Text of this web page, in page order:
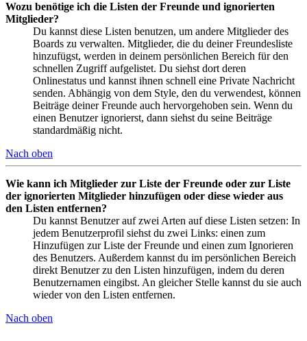
Wozu benötige ich die Listen der Freunde und ignorierten
Mitglieder?
Du kannst diese Listen benutzen, um andere Mitglieder des
Boards zu verwalten. Mitglieder, die du deiner Freundesliste
hinzufügst, werden in deinem persönlichen Bereich für den
schnellen Zugriff aufgelistet. Du siehst dort deren
Onlinestatus und kannst ihnen schnell eine Private Nachricht
senden. Abhängig von dem Style, den du verwendest, können
Beiträge deiner Freunde auch hervorgehoben sein. Wenn du
einen Benutzer ignorierst, dann siehst du seine Beiträge
standardmäßig nicht.
Nach oben
Wie kann ich Mitglieder zur Liste der Freunde oder zur Liste
der ignorierten Mitglieder hinzufügen oder diese wieder aus
den Listen entfernen?
Du kannst Benutzer auf zwei Arten auf diese Listen setzen: In
jedem Benutzerprofil siehst du zwei Links: einen zum
Hinzufügen zur Liste der Freunde und einen zum Ignorieren
des Benutzers. Außerdem kannst du im persönlichen Bereich
direkt Benutzer zu den Listen hinzufügen, indem du deren
Benutzernamen eingibst. An gleicher Stelle kannst du sie auch
wieder von den Listen entfernen.
Nach oben